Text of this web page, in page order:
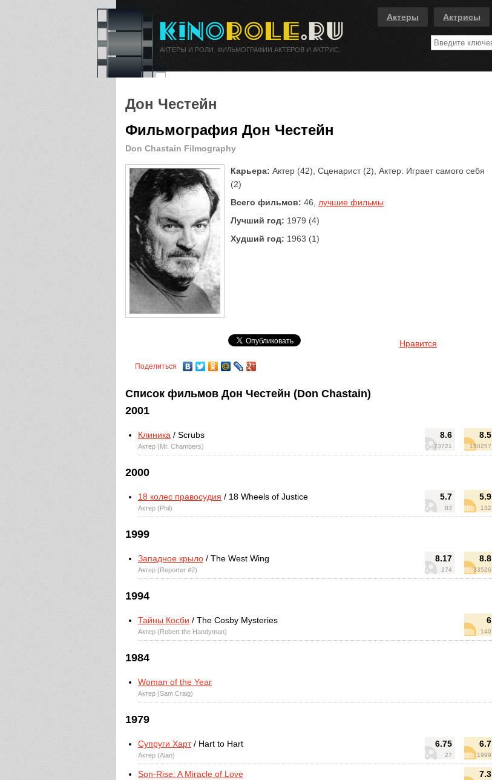
Актеры Актрисы
Дон Честейн
Фильмография Дон Честейн
Don Chastain Filmography
Карьера: Актер (42), Сценарист (2), Актер: Играет самого себя
(2)
Всего фильмов: 46, лучшие фильмы
Лучший год: 1979 (4)
Худший год: 1963 (1)
Нравится
Поделиться
Список фильмов Дон Честейн (Don Chastain)
2001
8.6
73721
8.5
150257
Клиника / Scrubs
Актер (Mr. Chambers)
2000
5.7
83
5.9
132
18 колес правосудия / 18 Wheels of Justice
Актер (Phil)
1999
8.17
274
8.8
33526
Западное крыло / The West Wing
Актер (Reporter #2)
1994
6
140
Тайны Косби / The Cosby Mysteries
Актер (Robert the Handyman)
1984
Woman of the Year
Актер (Sam Craig)
1979
6.75
27
6.7
1999
Супруги Харт/ Hart to Hart
Актер (Alan)
7.3
Son-Rise: A Miracle of Love
АКТЕРЫ И РОЛИ. ФИЛЬМОГРАФИИ АКТЕРОВ И АКТРИС.